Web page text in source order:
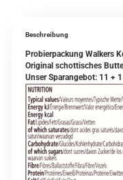
Beschreibung
Probierpackung Walkers
Original schottisches
Unser Sparangebot: 11 +